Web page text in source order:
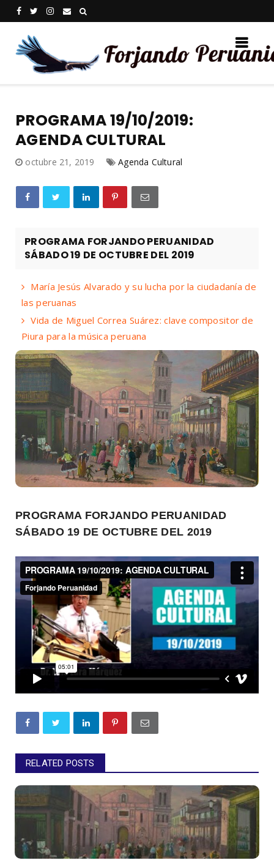
PROGRAMA 19/10/2019:
AGENDA CULTURAL
octubre 21, 2019 Agenda Cultural
PROGRAMA FORJANDO PERUANIDAD
SÁBADO 19 DE OCTUBRE DEL 2019
María Jesús Alvarado y su lucha por la ciudadanía de
las peruanas
Vida de Miguel Correa Suárez: clave compositor de
Piura para la música peruana
PROGRAMA FORJANDO PERUANIDAD
SÁBADO 19 DE OCTUBRE DEL 2019
RELATED POSTS